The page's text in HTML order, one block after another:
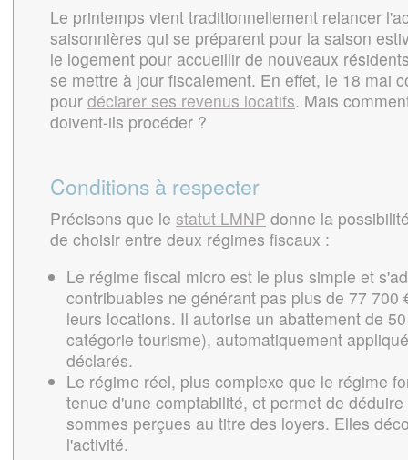
Le printemps vient traditionnellement relancer
saisonnières qui se préparent pour la saison
le logement pour accueillir de nouveaux
se mettre à jour fiscalement. En effet, le 18 mai
pour déclarer ses revenus locatifs. Mais
doivent-ils procéder ?
Conditions à respecter
Précisons que le statut LMNP donne la
de choisir entre deux régimes fiscaux :
Le régime fiscal micro est le plus simple et
contribuables ne générant pas plus de 77 700
leurs locations. Il autorise un abattement de
catégorie tourisme), automatiquement
déclarés.
Le régime réel, plus complexe que le régime
tenue d'une comptabilité, et permet de
sommes perçues au titre des loyers. Elles
l'activité.